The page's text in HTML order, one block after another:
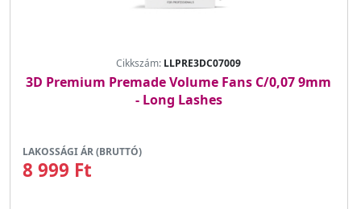
Cikkszám: LLPRE3DC07009
3D Premium Premade Volume Fans C/0,07 9mm
- Long Lashes
LAKOSSÁGI ÁR (BRUTTÓ)
8 999 Ft